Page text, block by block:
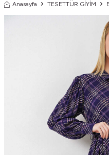
Anasayfa TESETTÜR GİYİM